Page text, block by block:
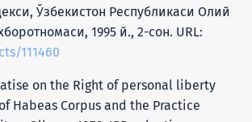
Ўзбекистон Республикаси Олий
1995 й., 2-сон. URL:
111460
on the Right of personal liberty
Habeas Corpus and the Practice